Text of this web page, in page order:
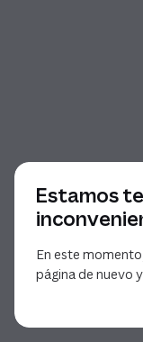
Estamos
En este
página de nuevo